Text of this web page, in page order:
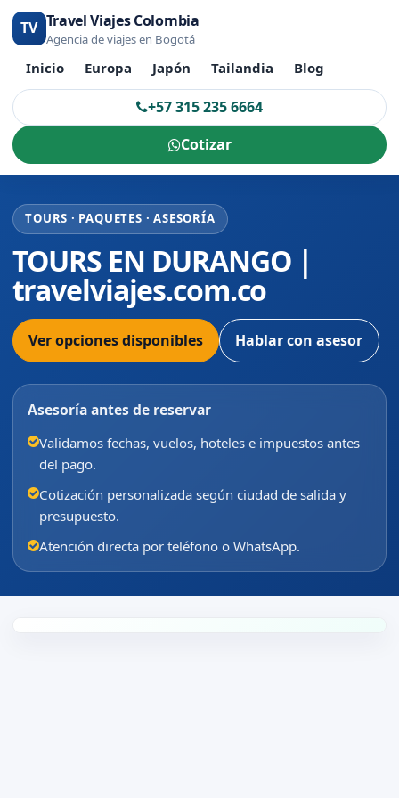
TV Travel Viajes Colombia
Agencia de viajes en Bogotá
Inicio Europa Japón Tailandia Blog
+57 315 235 6664
Cotizar
TOURS · PAQUETES · ASESORÍA
TOURS EN DURANGO |
travelviajes.com.co
Ver opciones disponibles Hablar con asesor
Asesoría antes de reservar
Validamos fechas, vuelos, hoteles e impuestos antes
del pago.
Cotización personalizada según ciudad de salida y
presupuesto.
Atención directa por teléfono o WhatsApp.